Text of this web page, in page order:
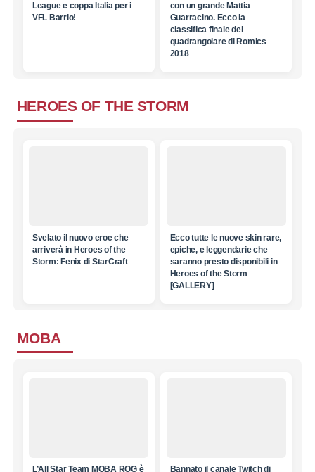
League e coppa Italia per i
VFL Barrio!
con un grande Mattia
Guarracino. Ecco la
classifica finale del
quadrangolare di Romics
2018
HEROES OF THE STORM
Svelato il nuovo eroe che
arriverà in Heroes of the
Storm: Fenix di StarCraft
Ecco tutte le nuove skin rare,
epiche, e leggendarie che
saranno presto disponibili in
Heroes of the Storm
[GALLERY]
MOBA
L’All Star Team MOBA ROG è Bannato il canale Twitch di